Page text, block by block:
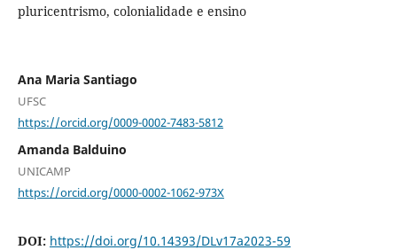
pluricentrismo, colonialidade e ensino
Ana Maria Santiago
UFSC
https://orcid.org/0009-0002-7483-5812
Amanda Balduino
UNICAMP
https://orcid.org/0000-0002-1062-973X
DOI: https://doi.org/10.14393/DLv17a2023-59